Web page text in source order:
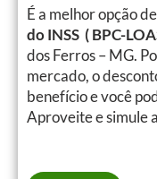
É a melhor opção
do INSS ( BPC-
dos Ferros – MG.
mercado, o
benefício e você
Aproveite e simule